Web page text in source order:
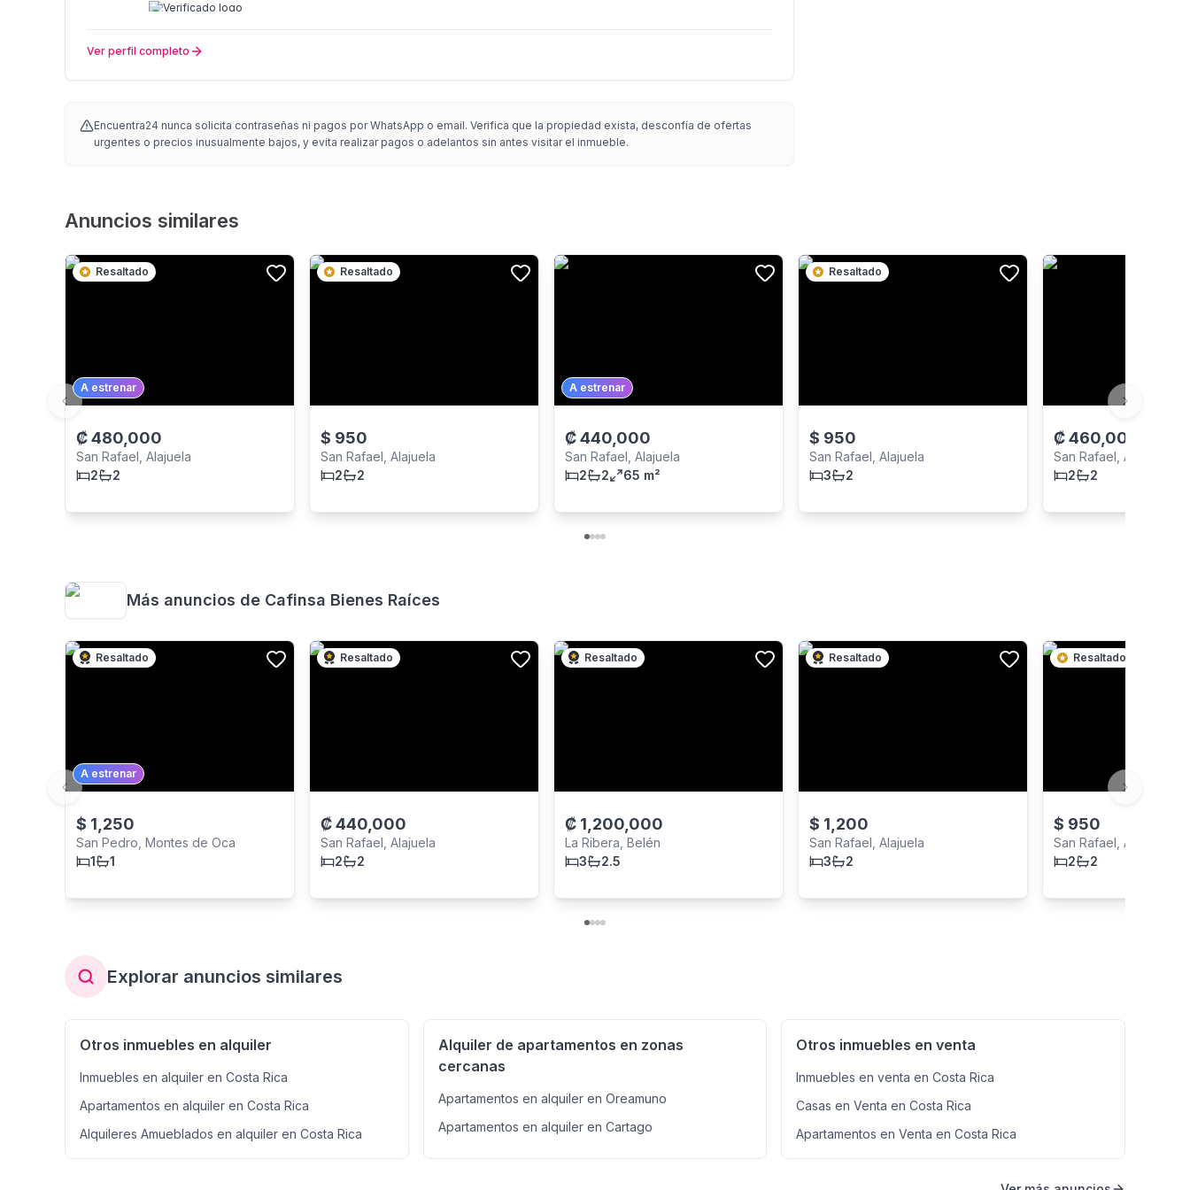
Ver perfil completo
Encuentra24 nunca solicita contraseñas ni pagos por WhatsApp o email. Verifica que la propiedad exista, desconfía de ofertas
urgentes o precios inusualmente bajos, y evita realizar pagos o adelantos sin antes visitar el inmueble.
Anuncios similares
Resaltado
A estrenar
₡480,000
San Rafael, Alajuela
2
2
Resaltado
$ 950
San Rafael, Alajuela
2
2
A estrenar
₡440,000
San Rafael, Alajuela
2
2 65 m²
Resaltado
$ 950
San Rafael, Alajuela
3
2
₡460,000
San Rafael, Alajuela
2
2
Previous slide Next slide
Más anuncios de Cafinsa Bienes Raíces
Resaltado
A estrenar
$ 1,250
San Pedro, Montes de Oca
1
1
Resaltado
₡440,000
San Rafael, Alajuela
2
2
Resaltado
₡ 1,200,000
La Ribera, Belén
3
2.5
Resaltado
$ 1,200
San Rafael, Alajuela
3
2
Resaltado
$ 950
San Rafael, Alajuela
2
2
Previous slide Next slide
Explorar anuncios similares
Otros inmuebles en alquiler
Inmuebles en alquiler en Costa Rica
Apartamentos en alquiler en Costa Rica
Alquileres Amueblados en alquiler en Costa Rica
Alquiler de apartamentos en zonas
cercanas
Apartamentos en alquiler en Oreamuno
Apartamentos en alquiler en Cartago
Otros inmuebles en venta
Inmuebles en venta en Costa Rica
Casas en Venta en Costa Rica
Apartamentos en Venta en Costa Rica